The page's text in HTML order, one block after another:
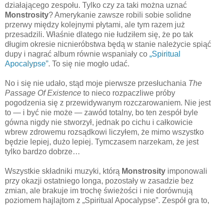
działającego zespołu. Tylko czy za taki można uznać
Monstrosity? Amerykanie zawsze robili sobie solidne
przerwy między kolejnymi płytami, ale tym razem już
przesadzili. Właśnie dlatego nie łudziłem się, że po tak
długim okresie nicnieróbstwa będą w stanie należycie spiąć
dupy i nagrać album równie wspaniały co „Spiritual
Apocalypse”. To się nie mogło udać.
No i się nie udało, stąd moje pierwsze przesłuchania The
Passage Of Existence to nieco rozpaczliwe próby
pogodzenia się z przewidywanym rozczarowaniem. Nie jest
to — i być nie może — zawód totalny, bo ten zespół byle
gówna nigdy nie stworzył, jednak po cichu i całkowicie
wbrew zdrowemu rozsądkowi liczyłem, że mimo wszystko
będzie lepiej, dużo lepiej. Tymczasem narzekam, że jest
tylko bardzo dobrze…
Wszystkie składniki muzyki, którą Monstrosity imponowali
przy okazji ostatniego longa, pozostały w zasadzie bez
zmian, ale brakuje im trochę świeżości i nie dorównują
poziomem hajlajtom z „Spiritual Apocalypse”. Zespół gra to,